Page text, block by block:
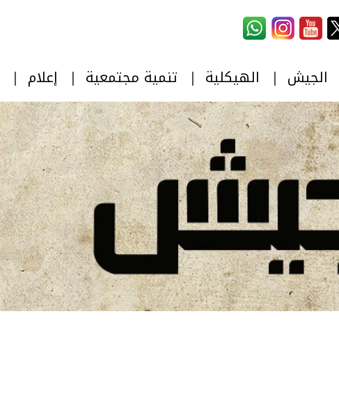
الجيش الهيكلية تنمية مجتمعية إعلام